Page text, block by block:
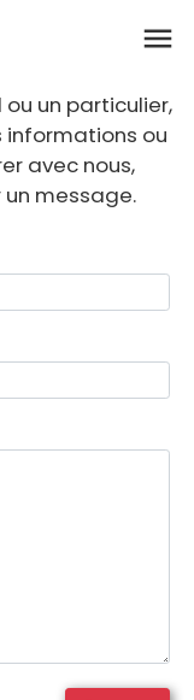
ou un particulier,
informations ou
avec nous,
un message.